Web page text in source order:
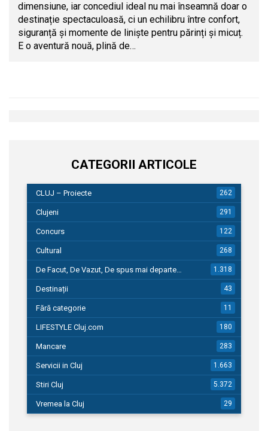
dimensiune, iar concediul ideal nu mai înseamnă doar o
destinație spectaculoasă, ci un echilibru între confort,
siguranță și momente de liniște pentru părinți și micuț.
E o aventură nouă, plină de…
CATEGORII ARTICOLE
CLUJ – Proiecte 262
Clujeni 291
Concurs 122
Cultural 268
De Facut, De Vazut, De spus mai departe… 1.318
Destinații 43
Fără categorie 11
LIFESTYLE Cluj.com 180
Mancare 283
Servicii in Cluj 1.663
Stiri Cluj 5.372
Vremea la Cluj 29